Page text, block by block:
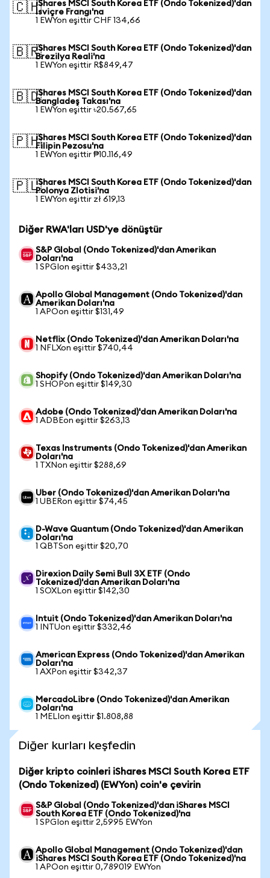
🇨🇭iShares MSCI South Korea ETF (Ondo Tokenized)'dan
İsviçre Frangı'na
1 EWYon eşittir CHF 134,66
🇧🇷iShares MSCI South Korea ETF (Ondo Tokenized)'dan
Brezilya Reali'na
1 EWYon eşittir R$849,47
🇧🇩iShares MSCI South Korea ETF (Ondo Tokenized)'dan
Bangladeş Takası'na
1 EWYon eşittir ৳20.567,65
🇵🇭iShares MSCI South Korea ETF (Ondo Tokenized)'dan
Filipin Pezosu'na
1 EWYon eşittir ₱10.116,49
🇵🇱iShares MSCI South Korea ETF (Ondo Tokenized)'dan
Polonya Zlotisi'na
1 EWYon eşittir zł 619,13
Diğer RWA'ları USD'ye dönüştür
S&P Global (Ondo Tokenized)'dan Amerikan
Doları'na
1 SPGIon eşittir $433,21
Apollo Global Management (Ondo Tokenized)'dan
Amerikan Doları'na
1 APOon eşittir $131,49
Netflix (Ondo Tokenized)'dan Amerikan Doları'na
1 NFLXon eşittir $740,44
Shopify (Ondo Tokenized)'dan Amerikan Doları'na
1 SHOPon eşittir $149,30
Adobe (Ondo Tokenized)'dan Amerikan Doları'na
1 ADBEon eşittir $263,13
Texas Instruments (Ondo Tokenized)'dan Amerikan
Doları'na
1 TXNon eşittir $288,69
Uber (Ondo Tokenized)'dan Amerikan Doları'na
1 UBERon eşittir $74,45
D-Wave Quantum (Ondo Tokenized)'dan Amerikan
Doları'na
1 QBTSon eşittir $20,70
Direxion Daily Semi Bull 3X ETF (Ondo
Tokenized)'dan Amerikan Doları'na
1 SOXLon eşittir $142,30
Intuit (Ondo Tokenized)'dan Amerikan Doları'na
1 INTUon eşittir $332,46
American Express (Ondo Tokenized)'dan Amerikan
Doları'na
1 AXPon eşittir $342,37
MercadoLibre (Ondo Tokenized)'dan Amerikan
Doları'na
1 MELIon eşittir $1.808,88
Diğer kurları keşfedin
Diğer kripto coinleri iShares MSCI South Korea ETF
(Ondo Tokenized) (EWYon) coin'e çevirin
S&P Global (Ondo Tokenized)'dan iShares MSCI
South Korea ETF (Ondo Tokenized)'na
1 SPGIon eşittir 2,5995 EWYon
Apollo Global Management (Ondo Tokenized)'dan
iShares MSCI South Korea ETF (Ondo Tokenized)'na
1 APOon eşittir 0,789019 EWYon